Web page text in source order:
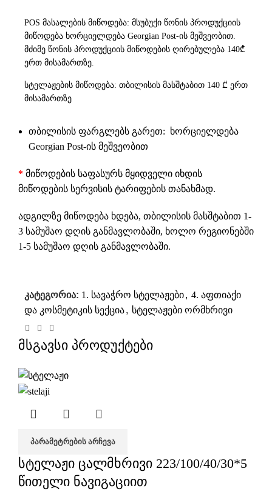
POS მასალების მიწოდება: მსუბუქი წონის პროდუქციის
მიწოდება ხორციელდება Georgian Post-ის მეშვეობით.
მძიმე წონის პროდუქციის მიწოდების ღირებულება 140₾
ერთ მისამართზე.
სტელაჟების მიწოდება: თბილისის მასშტაბით 140 ₾ ერთ
მისამართზე
თბილისის ფარგლებს გარეთ: ხორციელდება
Georgian Post-ის მეშვეობით
* მიწოდების საფასურს მყიდველი იხდის
მიწოდების სერვისის ტარიფების თანახმად.
ადგილზე მიწოდება ხდება, თბილისის მასშტაბით 1-
3 სამუშაო დღის განმავლობაში, ხოლო რეგიონებში
1-5 სამუშაო დღის განმავლობაში.
კატეგორია: 1. სავაჭრო სტელაჟები, 4. აფთიაქი
და კოსმეტიკის სექცია, სტელაჟები ორმხრივი
მსგავსი პროდუქტები
ᲞᲐᲠᲐᲛᲔᲢᲠᲔᲑᲘᲡ ᲐᲠᲩᲔᲕᲐ
სტელაჟი ცალმხრივი 223/100/40/30*5
წითელი ნავიგაციით